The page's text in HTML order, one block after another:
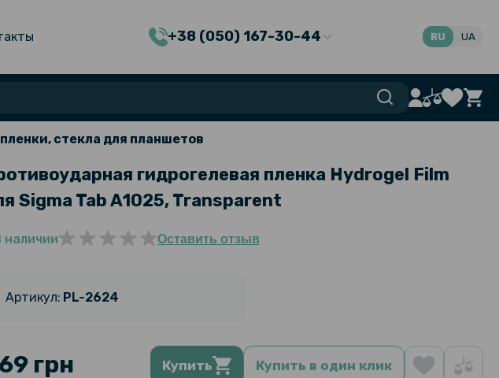
+38 (050) 167-30-44 RU UA
стекла для планшетов
гидрогелевая пленка Hydrogel Film
Sigma Tab A1025, Transparent
наличии Оставить отзыв
Артикул: PL-2624
грн Купить Купить в один клик